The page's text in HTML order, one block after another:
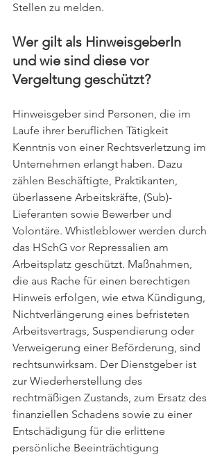
Stellen zu melden.
Wer gilt als HinweisgeberIn
und wie sind diese vor
Vergeltung geschützt?
Hinweisgeber sind Personen, die im
Laufe ihrer beruflichen Tätigkeit
Kenntnis von einer Rechtsverletzung im
Unternehmen erlangt haben. Dazu
zählen Beschäftigte, Praktikanten,
überlassene Arbeitskräfte, (Sub)-
Lieferanten sowie Bewerber und
Volontäre. Whistleblower werden durch
das HSchG vor Repressalien am
Arbeitsplatz geschützt. Maßnahmen,
die aus Rache für einen berechtigen
Hinweis erfolgen, wie etwa Kündigung,
Nichtverlängerung eines befristeten
Arbeitsvertrags, Suspendierung oder
Verweigerung einer Beförderung, sind
rechtsunwirksam. Der Dienstgeber ist
zur Wiederherstellung des
rechtmäßigen Zustands, zum Ersatz des
finanziellen Schadens sowie zu einer
Entschädigung für die erlittene
persönliche Beeinträchtigung